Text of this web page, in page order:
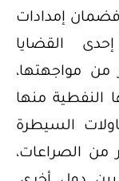
إمدادات
القضايا
من مواجهتها،
النفطية منها
السيطرة
من الصراعات،